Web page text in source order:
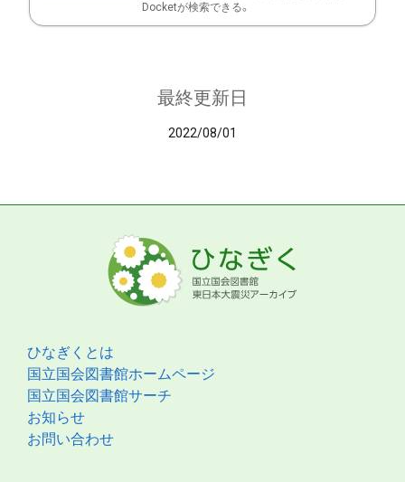
Docketが検索できる。
最終更新日
2022/08/01
ひなぎくとは
国立国会図書館ホームページ
国立国会図書館サーチ
お知らせ
お問い合わせ